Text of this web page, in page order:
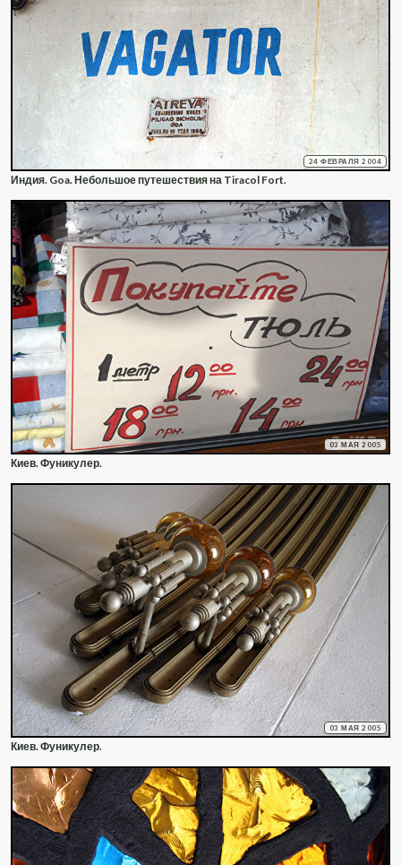
24 ФЕВРАЛЯ 2004
Индия. Goa. Небольшое путешествия на Tiracol Fort.
03 МАЯ 2005
Киев. Фуникулер.
03 МАЯ 2005
Киев. Фуникулер.